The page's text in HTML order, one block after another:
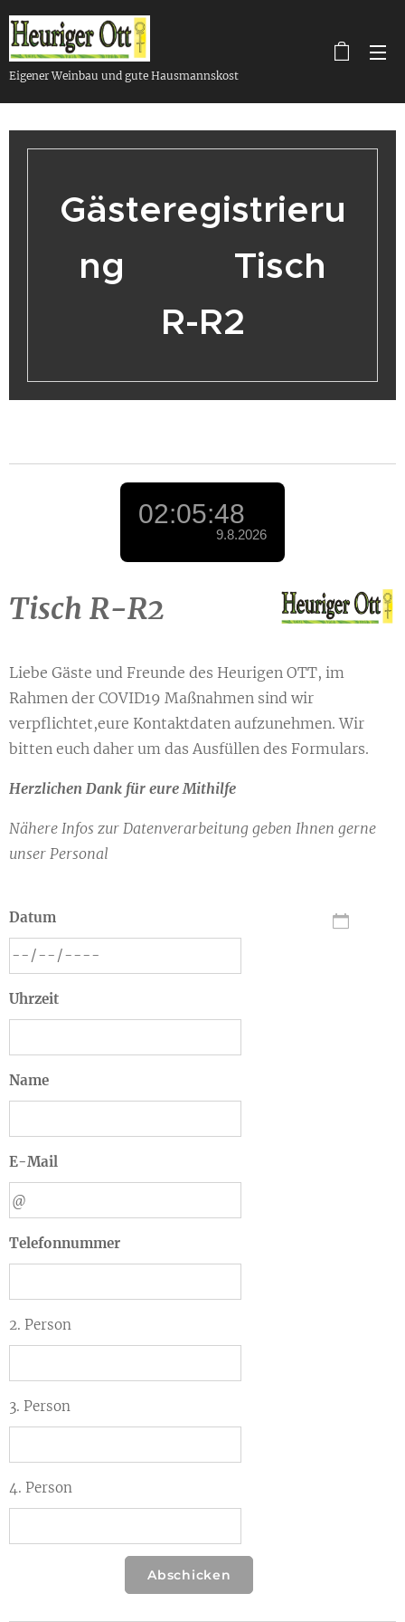
Eigener Weinbau und gute Hausmannskost
Gästeregistrieru
ng Tisch
R-R2
Tisch R-R2
Liebe Gäste und Freunde des Heurigen OTT, im
Rahmen der COVID19 Maßnahmen sind wir
verpflichtet,eure Kontaktdaten aufzunehmen. Wir
bitten euch daher um das Ausfüllen des Formulars.
Herzlichen Dank für eure Mithilfe
Nähere Infos zur Datenverarbeitung geben Ihnen gerne
unser Personal
Datum
Uhrzeit
Name
E-Mail
Telefonnummer
2. Person
3. Person
4. Person
Abschicken